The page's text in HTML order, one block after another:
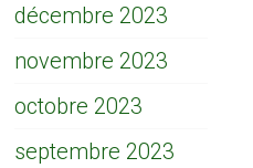
décembre 2023
novembre 2023
octobre 2023
septembre 2023